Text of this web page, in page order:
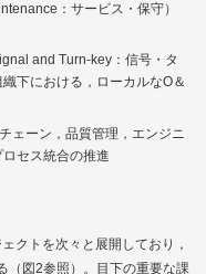
：サービス・保守）
and Turn-key：信号・タ
下における，ローカルなO＆
ェーン，品質管理，エンジニ
セス統合の推進
クトを次々と展開しており，
（ 図2参照）。目下の重要な課